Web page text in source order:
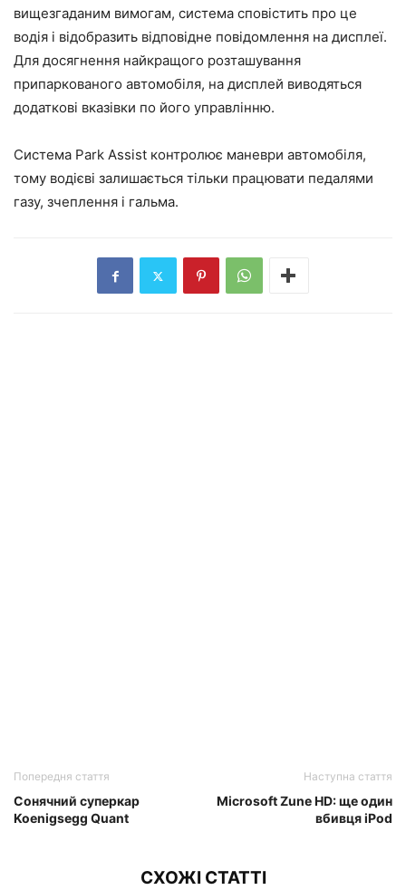
вищезгаданим вимогам, система сповістить про це
водія і відобразить відповідне повідомлення на дисплеї.
Для досягнення найкращого розташування
припаркованого автомобіля, на дисплей виводяться
додаткові вказівки по його управлінню.
Система Park Assist контролює маневри автомобіля,
тому водієві залишається тільки працювати педалями
газу, зчеплення і гальма.
Попередня стаття
Сонячний суперкар
Koenigsegg Quant
Наступна стаття
Microsoft Zune HD: ще один
вбивця iPod
СХОЖІ СТАТТІ